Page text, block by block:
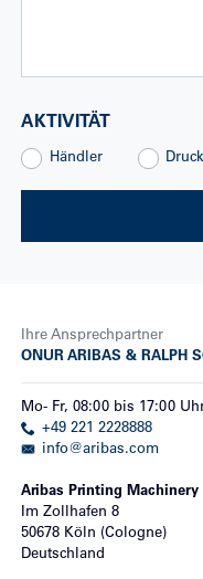
AKTIVITÄT
Händler
Ihre Ansprechpartner
ONUR ARIBAS & RALPH
Mo- Fr,08:00 bis 17:00
+49 221 2228888
info@aribas.com
Aribas Printing Machinery
Im Zollhafen 8
50678 Köln (Cologne)
Deutschland